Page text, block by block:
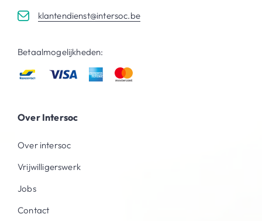
klantendienst@intersoc.be
Betaalmogelijkheden:
Over Intersoc
Over intersoc
Vrijwilligerswerk
Jobs
Contact